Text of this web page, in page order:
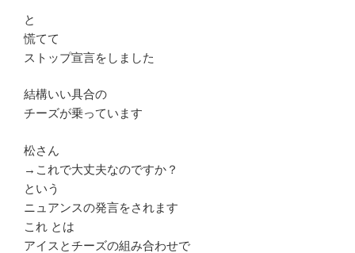
と
慌てて
ストップ宣言をしました
結構いい具合の
チーズが乗っています
松さん
→これで大丈夫なのですか？
という
ニュアンスの発言をされます
これ とは
アイスとチーズの組み合わせで